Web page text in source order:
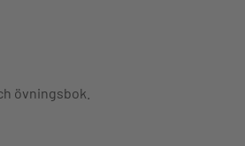
övningsbok.